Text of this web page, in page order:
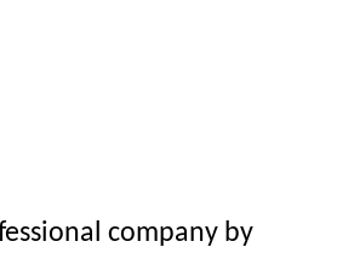
company by